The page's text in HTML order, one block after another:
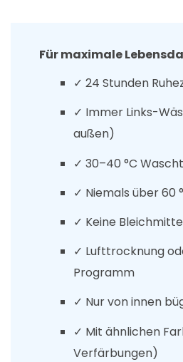
Für maximale
✓ 24 Stunden
✓ Immer Links-
außen)
✓ 30–40 °C
✓ Niemals über 60
✓ Keine
✓ Lufttrocknung
Programm
✓ Nur von innen
✓ Mit ähnlichen
Verfärbungen)